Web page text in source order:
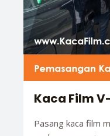
Kaca Film
Pasang kaca film